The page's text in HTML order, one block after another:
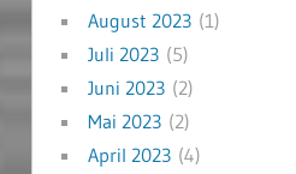
August 2023(1)
Juli 2023(5)
Juni 2023(2)
Mai 2023(2)
April 2023(4)